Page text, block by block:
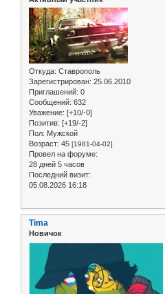
Откуда: Ставрополь
Зарегистрирован: 25.06.2010
Приглашений: 0
Сообщений: 632
Уважение: [+10/-0]
Позитив: [+19/-2]
Пол: Мужской
Возраст: 45 [1981-04-02]
Провел на форуме:
28 дней 5 часов
Последний визит:
05.08.2026 16:18
Tima
Новичок